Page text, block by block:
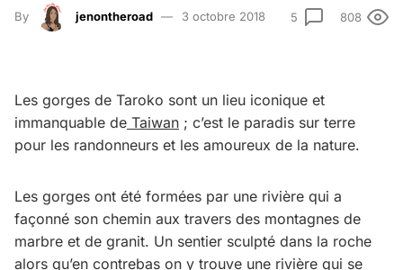
By jenontheroad 3 octobre 2018 5 808
Les gorges de Taroko sont un lieu iconique et
immanquable de Taiwan ; c’est le paradis sur terre
pour les randonneurs et les amoureux de la nature.
Les gorges ont été formées par une rivière qui a
façonné son chemin aux travers des montagnes de
marbre et de granit. Un sentier sculpté dans la roche
alors qu’en contrebas on y trouve une rivière qui se